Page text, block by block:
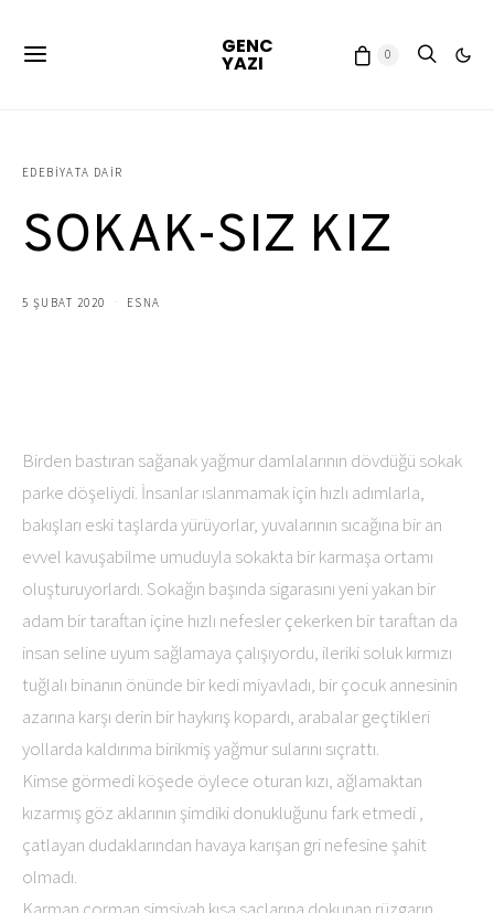
GENC
YAZI 0
EDEBIYATA DAIR
SOKAK-SIZ KIZ
5 ŞUBAT 2020 ESNA
Birden bastıran sağanak yağmur damlalarının dövdüğü sokak
parke döşeliydi. İnsanlar ıslanmamak için hızlı adımlarla,
bakışları eski taşlarda yürüyorlar, yuvalarının sıcağına bir an
evvel kavuşabilme umuduyla sokakta bir karmaşa ortamı
oluşturuyorlardı. Sokağın başında sigarasını yeni yakan bir
adam bir taraftan içine hızlı nefesler çekerken bir taraftan da
insan seline uyum sağlamaya çalışıyordu, ileriki soluk kırmızı
tuğlalı binanın önünde bir kedi miyavladı, bir çocuk annesinin
azarına karşı derin bir haykırış kopardı, arabalar geçtikleri
yollarda kaldırıma birikmiş yağmur sularını sıçrattı.
Kimse görmedi köşede öylece oturan kızı, ağlamaktan
kızarmış göz aklarının şimdiki donukluğunu fark etmedi ,
çatlayan dudaklarından havaya karışan gri nefesine şahit
olmadı.